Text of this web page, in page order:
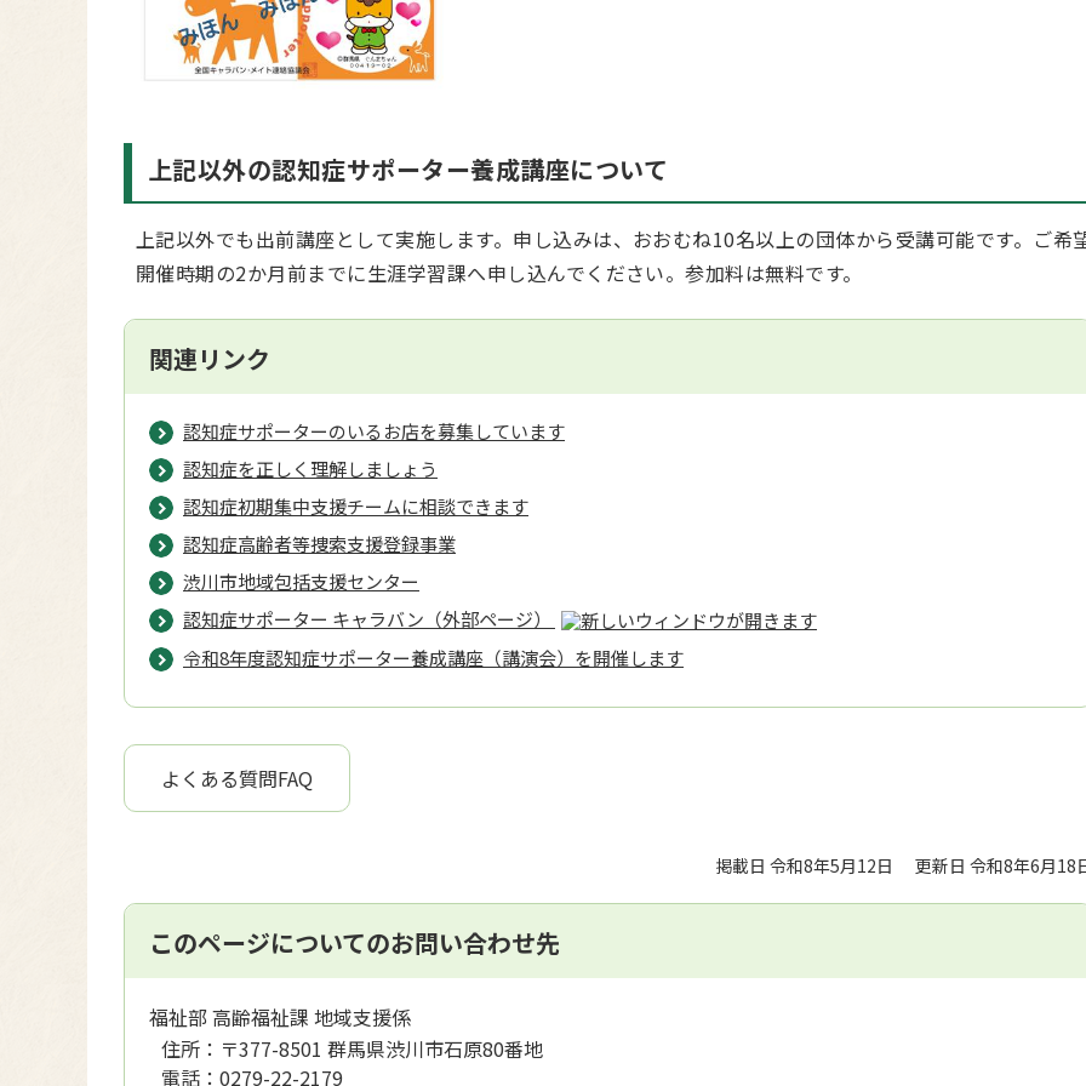
上記以外の認知症サポーター養成講座について
上記以外でも出前講座として実施します。申し込みは、おおむね10名以上の団体から受講可能です。ご希
開催時期の2か月前までに生涯学習課へ申し込んでください。参加料は無料です。
関連リンク
認知症サポーターのいるお店を募集しています
認知症を正しく理解しましょう
認知症初期集中支援チームに相談できます
認知症高齢者等捜索支援登録事業
渋川市地域包括支援センター
認知症サポーター キャラバン（外部ページ）
令和8年度認知症サポーター養成講座（講演会）を開催します
よくある質問FAQ
掲載日 令和8年5月12日 更新日 令和8年6月18
このページについてのお問い合わせ先
福祉部 高齢福祉課 地域支援係
住所： 〒377-8501 群馬県渋川市石原80番地
電話： 0279-22-2179